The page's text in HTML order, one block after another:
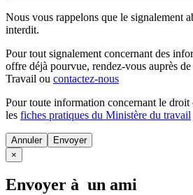
Nous vous rappelons que le signalement
interdit.
Pour tout signalement concernant des
offre déjà pourvue, rendez-vous auprès
Travail ou contactez-nous
Pour toute information concernant le droit
les fiches pratiques du Ministère du travail
Annuler
×
Envoyer à un ami